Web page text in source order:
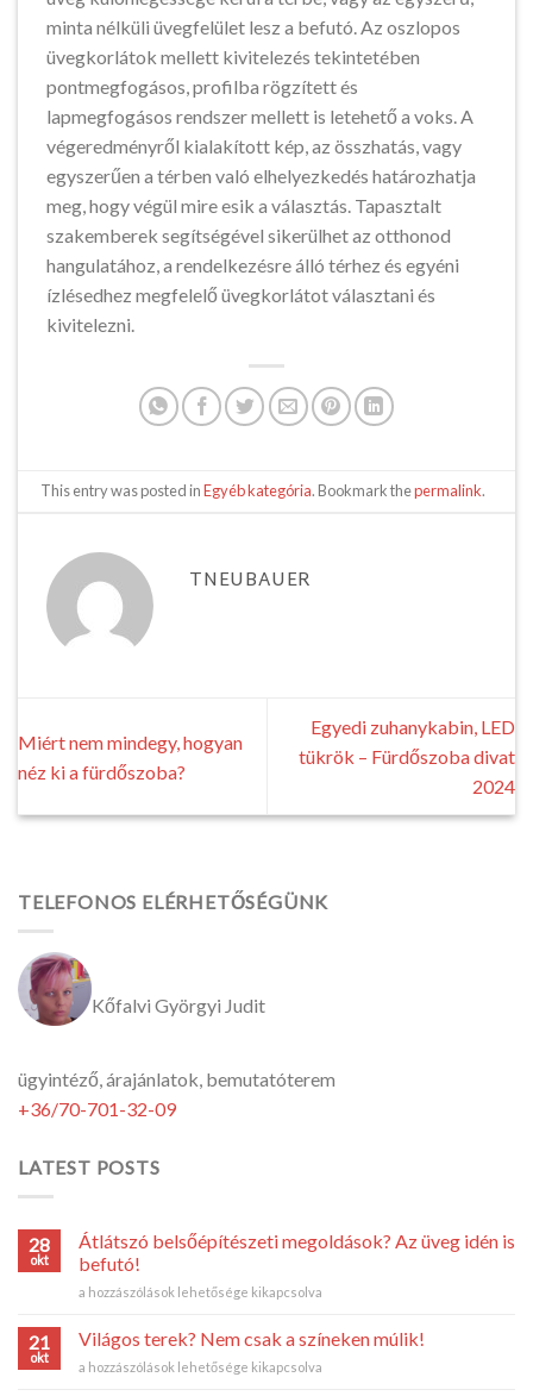
minta nélküli üvegfelület lesz a befutó. Az oszlopos
üvegkorlátok mellett kivitelezés tekintetében
pontmegfogásos, profilba rögzített és
lapmegfogásos rendszer mellett is letehető a voks. A
végeredményről kialakított kép, az összhatás, vagy
egyszerűen a térben való elhelyezkedés határozhatja
meg, hogy végül mire esik a választás. Tapasztalt
szakemberek segítségével sikerülhet az otthonod
hangulatához, a rendelkezésre álló térhez és egyéni
ízlésedhez megfelelő üvegkorlátot választani és
kivitelezni.
This entry was posted inEgyéb kategória. Bookmark thepermalink.
TNEUBAUER
Miért nem mindegy, hogyan
néz ki a fürdőszoba?
Egyedi zuhanykabin, LED
tükrök – Fürdőszoba divat
2024
TELEFONOS ELÉRHETŐSÉGÜNK
Kőfalvi Györgyi Judit
ügyintéző, árajánlatok, bemutatóterem
+36/70-701-32-09
LATEST POSTS
28
okt
Átlátszó belsőépítészeti megoldások? Az üveg idén is
befutó!
Átlátszó
megoldások?
Az
üveg
a hozzászólások lehetősége kikapcsolva
21
okt
Világos terek? Nem csak a színeken múlik!
Világos
a hozzászólások lehetősége kikapcsolva